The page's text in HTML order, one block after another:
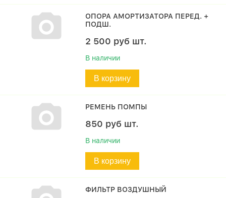
ОПОРА АМОРТИЗАТОРА ПЕРЕД. +
ПОДШ.
2 500 руб шт.
В наличии
В корзину
РЕМЕНЬ ПОМПЫ
850 руб шт.
В наличии
В корзину
ФИЛЬТР ВОЗДУШНЫЙ